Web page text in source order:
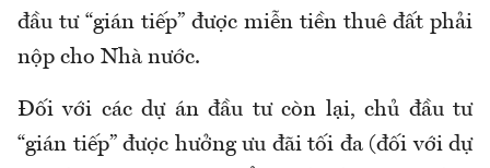
đầu tư “gián tiếp” được miễn tiền thuê đất phải
nộp cho Nhà nước.
Đối với các dự án đầu tư còn lại, chủ đầu tư
“gián tiếp” được hưởng ưu đãi tối đa (đối với dự